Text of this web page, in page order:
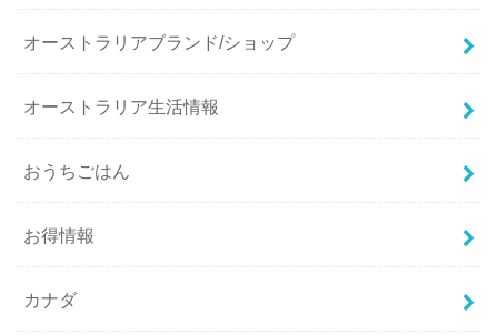
オーストラリアブランド/ショップ
オーストラリア生活情報
おうちごはん
お得情報
カナダ